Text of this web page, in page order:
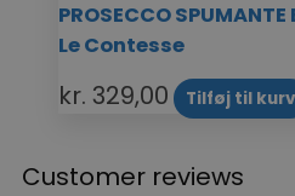
PROSECCO
Le Contesse
kr. 329,00 Tilføj til kurv
Customer reviews